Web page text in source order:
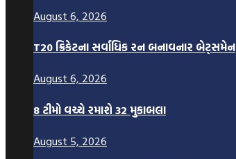
August 6, 2026
T20 ક્રિકેટના સર્વાધિક રન બનાવનાર બેટ્સમેન
August 6, 2026
8 ટીમો વચ્ચે રમાશે 32 મુકાબલા
August 5, 2026